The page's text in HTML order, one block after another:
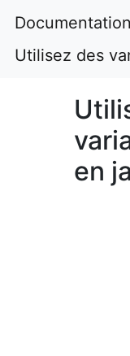
Documentation
Utilisez des
en